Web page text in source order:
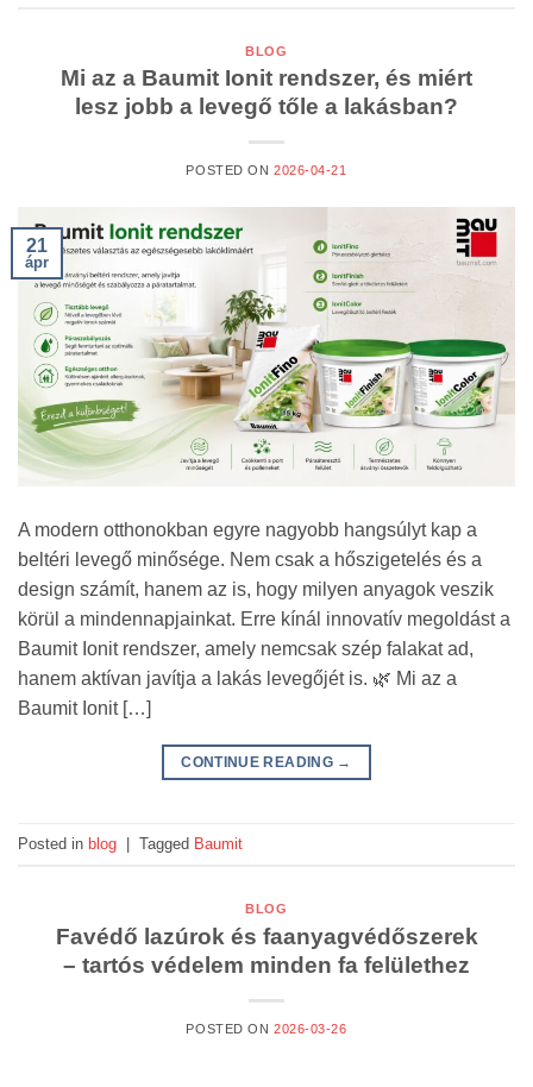
BLOG
Mi az a Baumit Ionit rendszer, és miért
lesz jobb a levegő tőle a lakásban?
POSTED ON 2026-04-21
21
ápr
A modern otthonokban egyre nagyobb hangsúlyt kap a
beltéri levegő minősége. Nem csak a hőszigetelés és a
design számít, hanem az is, hogy milyen anyagok veszik
körül a mindennapjainkat. Erre kínál innovatív megoldást a
Baumit Ionit rendszer, amely nemcsak szép falakat ad,
hanem aktívan javítja a lakás levegőjét is. 🌿 Mi az a
Baumit Ionit […]
CONTINUE READING →
Posted in blog Tagged Baumit
BLOG
Favédő lazúrok és faanyagvédőszerek
– tartós védelem minden fa felülethez
POSTED ON 2026-03-26